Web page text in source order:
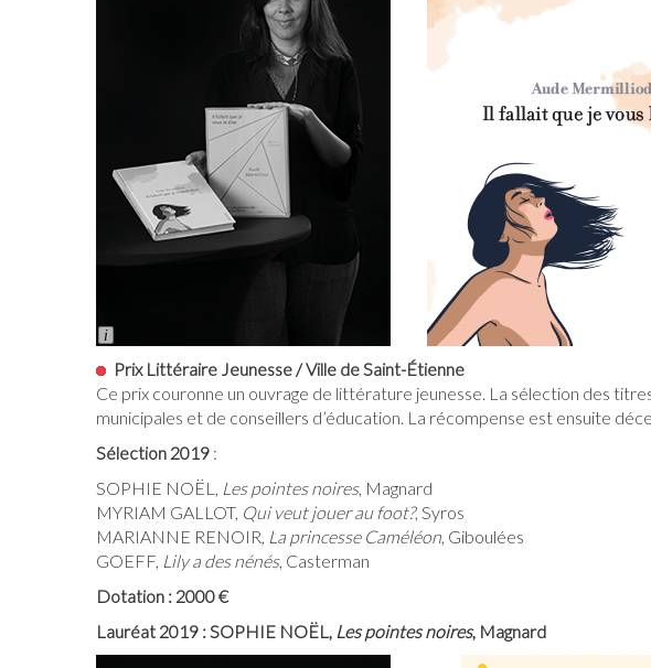
Description
Prix Littéraire Jeunesse / Ville de Saint-Étienne
Ce prix couronne un ouvrage de littérature jeunesse. La sélection des
municipales et de conseillers d’éducation. La récompense est ensuite
Sélection 2019 :
SOPHIE NOËL, Les pointes noires, Magnard
MYRIAM GALLOT, Qui veut jouer au foot?, Syros
MARIANNE RENOIR, La princesse Caméléon, Giboulées
GOEFF, Lily a des nénés, Casterman
Dotation : 2000 €
Lauréat 2019 : SOPHIE NOËL, Les pointes noires, Magnard